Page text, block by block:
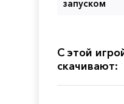
запуском
С этой
скачивают: